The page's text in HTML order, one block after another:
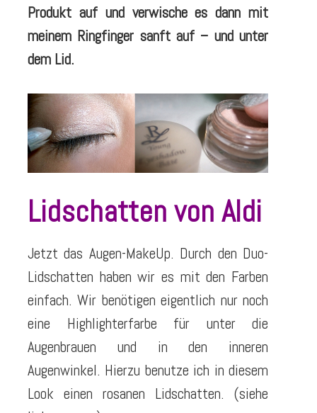
Produkt auf und verwische es dann mit
meinem Ringfinger sanft auf – und unter
dem Lid.
Lidschatten von Aldi
Jetzt das Augen-MakeUp. Durch den Duo-
Lidschatten haben wir es mit den Farben
einfach. Wir benötigen eigentlich nur noch
eine Highlighterfarbe für unter die
Augenbrauen und in den inneren
Augenwinkel. Hierzu benutze ich in diesem
Look einen rosanen Lidschatten. (siehe